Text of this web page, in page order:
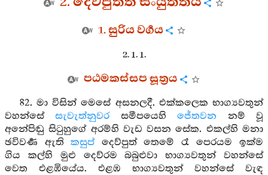
1. සුරිය වර්‍ගය
2. 1. 1.
පඨමකස්සප සූත්‍රය
82. මා විසින් මෙසේ අසනලදී. එක්කලෙක භාග්‍යවතුන්
වහන්සේසැවැත්නුවරසමීපයෙහිජේතවන නම් වූ
අනේපිඬු සිටුහුගේ අරම්හි වැඩ වසන සේක. එකල්හි මනා
ඡවිවර්‍ණ ඇතිකසුප්දෙව්පුත් තෙමේ රෑ පෙරයම ඉක්ම
ගිය කල්හි මුළු දෙව්රම බබුළුවා භාග්‍යවතුන් වහන්සේ
වෙත එළඹියේය. එළඹ භාග්‍යවතුන් වහන්සේ වැඳ